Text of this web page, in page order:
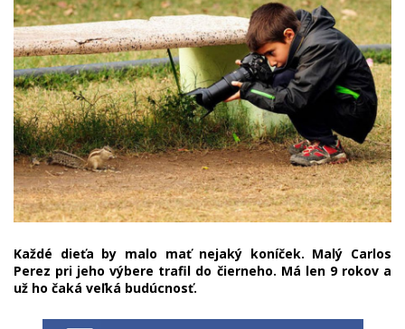
Každé dieťa by malo mať nejaký koníček. Malý Carlos
Perez pri jeho výbere trafil do čierneho. Má len 9 rokov a
už ho čaká veľká budúcnosť.